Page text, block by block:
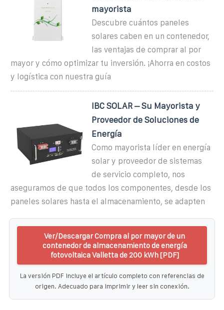
mayorista
Descubre cuántos paneles
solares caben en un contenedor,
las ventajas de comprar al por
mayor y cómo optimizar tu inversión. ¡Ahorra en costos
y logística con nuestra guía
IBC SOLAR – Su Mayorista y
Proveedor de Soluciones de
Energía
Como mayorista líder en energía
solar y proveedor de sistemas
de servicio completo, nos
aseguramos de que todos los componentes, desde los
paneles solares hasta el almacenamiento, se adapten
Ver/Descargar Compra al por mayor de un
contenedor de almacenamiento de energía
fotovoltaica Valletta de 200 kWh [PDF]
La versión PDF incluye el artículo completo con referencias de
origen. Adecuado para imprimir y leer sin conexión.